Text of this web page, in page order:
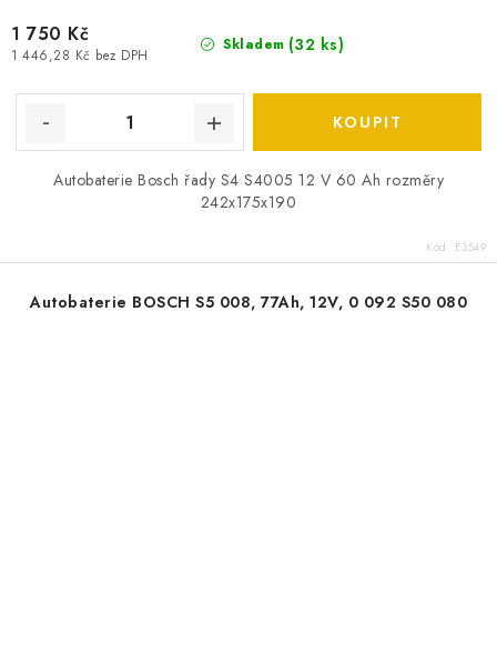
Skladem (32 ks)
1 446,28 Kč bez DPH
1 750 Kč
Autobaterie Bosch řady S4 S4005 12 V 60 Ah rozměry
242x175x190
Kód: E3549
Autobaterie BOSCH S5 008, 77Ah, 12V, 0 092 S50 080